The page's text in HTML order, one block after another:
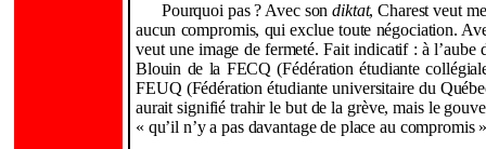
Pourquoi pas ? Avec sondiktat, Charest veut
aucun compromis, qui exclue toute négociation.
veut une image de fermeté. Fait indicatif : à
Blouin de la FECQ (Fédération étudiante
FEUQ (Fédération étudiante universitaire du
aurait signifié trahir le but de la grève, mais le
« qu’il n’y a pas davantage de place au